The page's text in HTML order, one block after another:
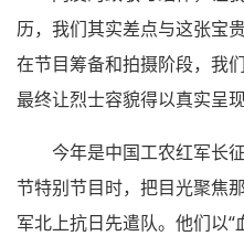
历，我们其实差点与这张宝
在节目筹备和拍摄阶段，我们
最终让烈士容貌得以真实呈现
今年是中国工农红军长
节特别节目时，把目光聚
军北上抗日先遣队。他们以“